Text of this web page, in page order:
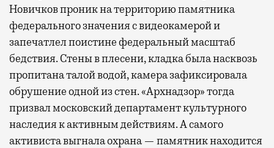
Новичков проник на территорию памятника
федерального значения с видеокамерой и
запечатлел поистине федеральный масштаб
бедствия. Стены в плесени, кладка была насквозь
пропитана талой водой, камера зафиксировала
обрушение одной из стен. «Архнадзор» тогда
призвал московский департамент культурного
наследия к активным действиям. А самого
активиста выгнала охрана — памятник находится